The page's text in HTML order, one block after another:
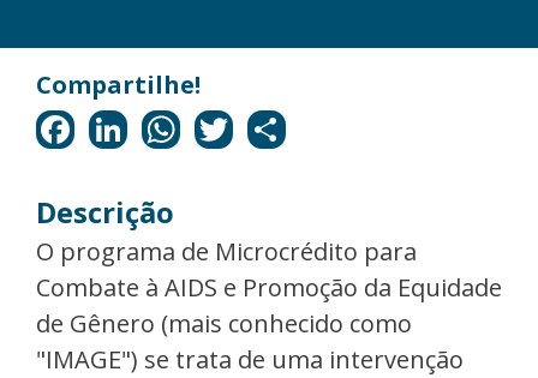
Descrição
O programa de Microcrédito para
Combate à AIDS e Promoção da Equidade
de Gênero (mais conhecido como
"IMAGE") se trata de uma intervenção